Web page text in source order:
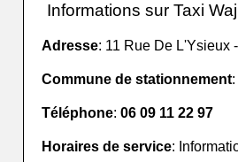
Informations sur Taxi
Adresse: 11 Rue De L'Ysieux
Commune de stationnement
Téléphone:06 09 11 22 97
Horaires de service: